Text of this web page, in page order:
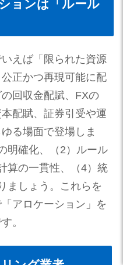
ョンは「ルール
えば「限られた資源
正かつ再現可能に配
回収金配賦、FXの
配賦、証券引受や運
る場面で登場しま
明確化、（2）ルール
算の一貫性、（4）統
ましょう。これらを
アロケーション」を
。